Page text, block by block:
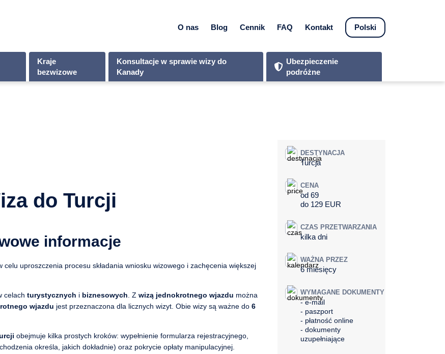
O nas Blog Cennik FAQ Kontakt Polski
Kraje
bezwizowe
Konsultacje w sprawie wizy do
Kanady
Ubezpieczenie
podróżne
do Turcji
informacje
uproszczenia procesu składania wniosku wizowego i zachęcenia większej
celach turystycznych i biznesowych. Z wizą jednokrotnego wjazdu można
wjazdu jest przeznaczona dla licznych wizyt. Obie wizy są ważne do 6
obejmuje kilka prostych kroków: wypełnienie formularza rejestracyjnego,
określa, jakich dokładnie) oraz pokrycie opłaty manipulacyjnej.
DESTYNACJA
Turcja
CENA
od 69
do 129 EUR
CZAS PRZETWARZANIA
kilka dni
WAŻNA PRZEZ
6 miesięcy
WYMAGANE DOKUMENTY
e-mail
paszport
płatność online
dokumenty
uzupełniające